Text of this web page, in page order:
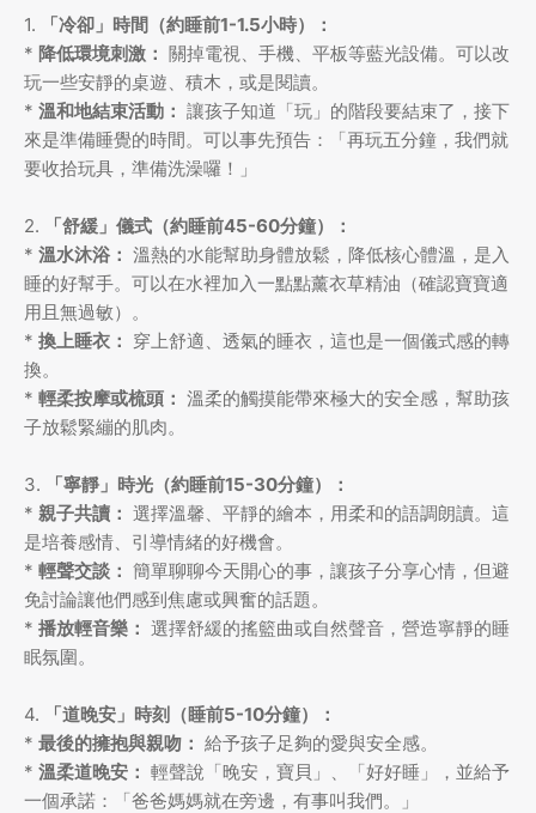
1.
「冷卻」時間（約睡前1-1.5小時）：
* 降低環境刺激： 關掉電視、手機、平板等藍光設備。可以改
玩一些安靜的桌遊、積木，或是閱讀。
* 溫和地結束活動： 讓孩子知道「玩」的階段要結束了，接下
來是準備睡覺的時間。可以事先預告：「再玩五分鐘，我們就
要收拾玩具，準備洗澡囉！」
2.
「舒緩」儀式（約睡前45-60分鐘）：
* 溫水沐浴： 溫熱的水能幫助身體放鬆，降低核心體溫，是入
睡的好幫手。可以在水裡加入一點點薰衣草精油（確認寶寶適
用且無過敏）。
* 換上睡衣： 穿上舒適、透氣的睡衣，這也是一個儀式感的轉
換。
* 輕柔按摩或梳頭： 溫柔的觸摸能帶來極大的安全感，幫助孩
子放鬆緊繃的肌肉。
3.
「寧靜」時光（約睡前15-30分鐘）：
* 親子共讀： 選擇溫馨、平靜的繪本，用柔和的語調朗讀。這
是培養感情、引導情緒的好機會。
* 輕聲交談： 簡單聊聊今天開心的事，讓孩子分享心情，但避
免討論讓他們感到焦慮或興奮的話題。
* 播放輕音樂： 選擇舒緩的搖籃曲或自然聲音，營造寧靜的睡
眠氛圍。
4.
「道晚安」時刻（睡前5-10分鐘）：
* 最後的擁抱與親吻： 給予孩子足夠的愛與安全感。
* 溫柔道晚安： 輕聲說「晚安，寶貝」、「好好睡」，並給予
一個承諾：「爸爸媽媽就在旁邊，有事叫我們。」